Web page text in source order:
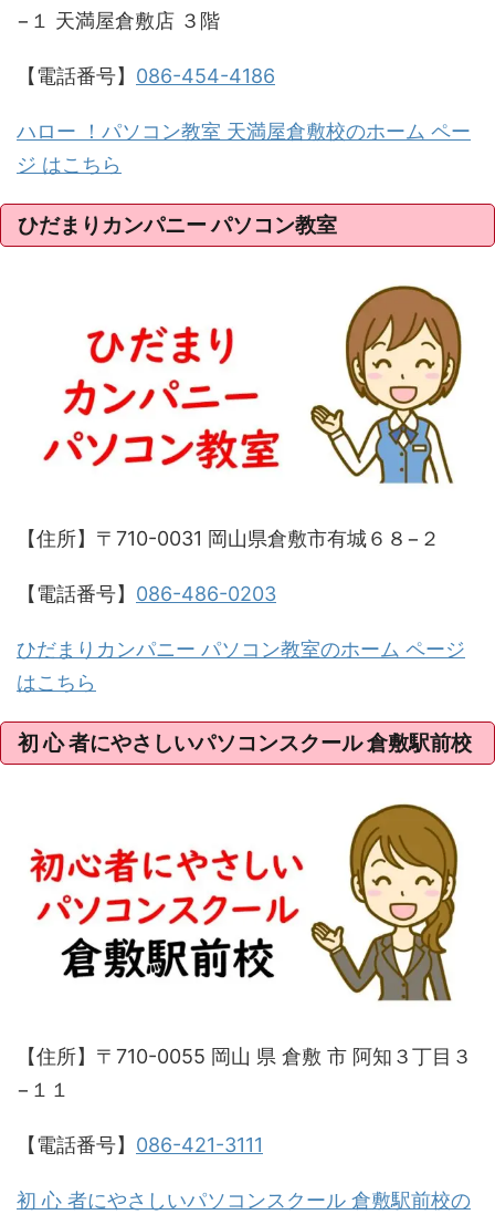
−１ 天満屋倉敷店 ３階
【電話番号】 086-454-4186
ハロー ！パソコン教室 天満屋倉敷校のホーム ペー
ジ はこちら
ひだまりカンパニー パソコン教室
【住所】〒710-0031 岡山県倉敷市有城６８−２
【電話番号】 086-486-0203
ひだまりカンパニー パソコン教室のホーム ページ
はこちら
初 心 者にやさしいパソコンスクール 倉敷駅前校
【住所】〒710-0055 岡山 県 倉敷 市 阿知３丁目３
−１１
【電話番号】 086-421-3111
初 心 者にやさしいパソコンスクール 倉敷駅前校の